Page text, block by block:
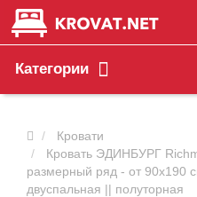
Категории
Кровати
Кровать ЭДИНБУРГ
размерный ряд - от 90х190
двуспальная || полуторная